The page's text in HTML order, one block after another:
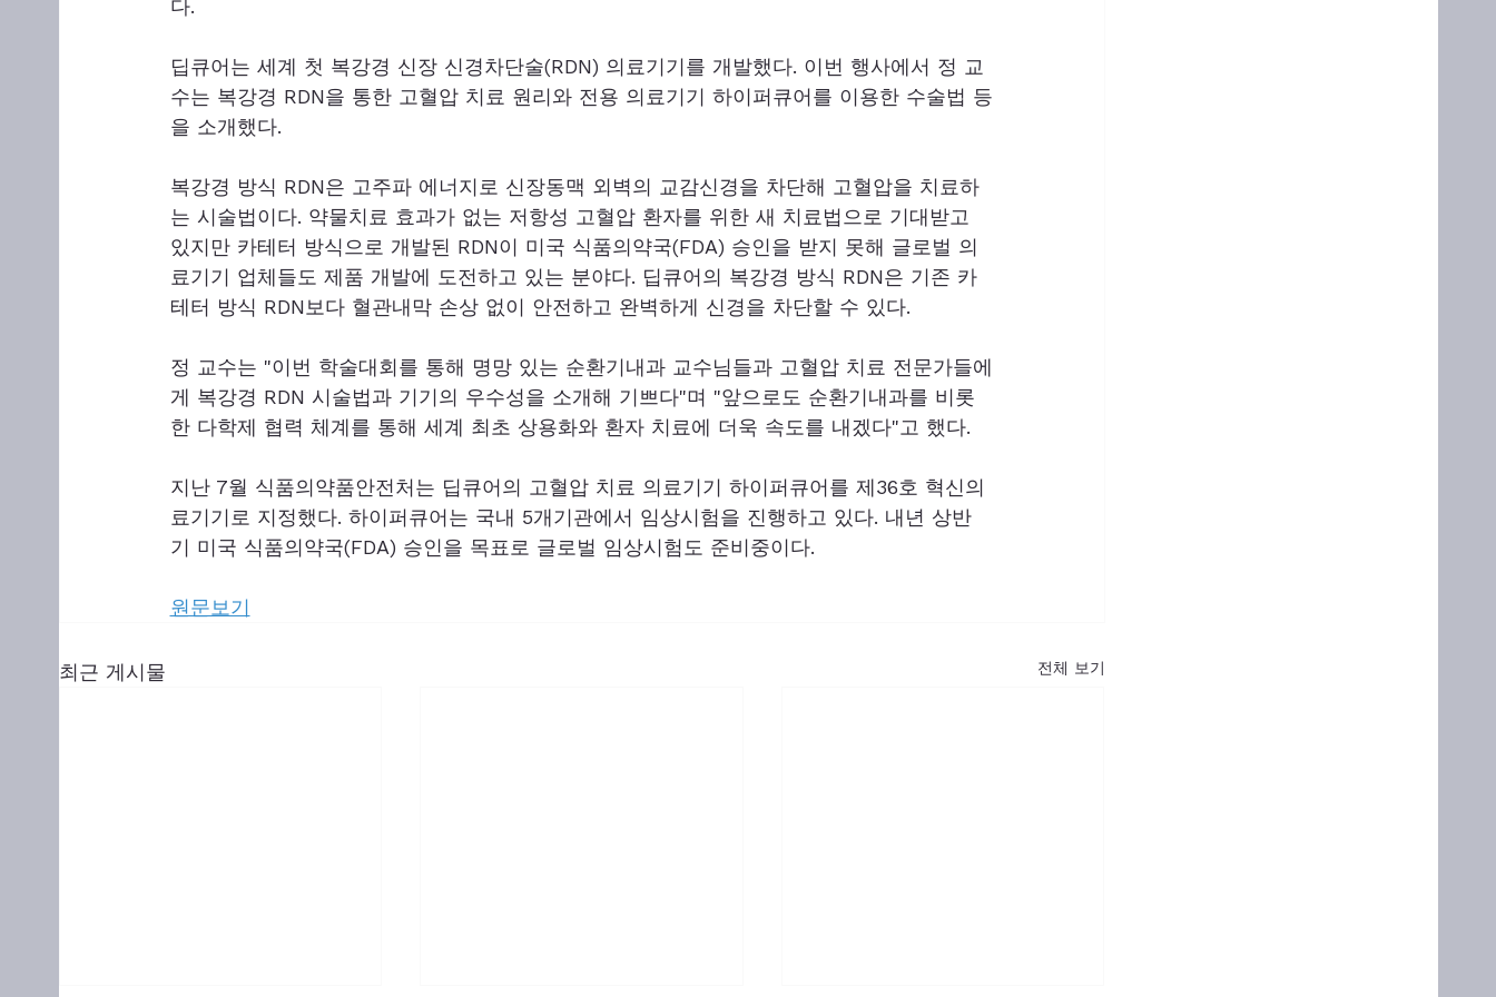
다.
딥큐어는 세계 첫 복강경 신장 신경차단술(RDN) 의료기기를 개발했다. 이번 행사에서 정 교
수는 복강경 RDN을 통한 고혈압 치료 원리와 전용 의료기기 하이퍼큐어를 이용한 수술법 등
을 소개했다.
복강경 방식 RDN은 고주파 에너지로 신장동맥 외벽의 교감신경을 차단해 고혈압을 치료하
는 시술법이다. 약물치료 효과가 없는 저항성 고혈압 환자를 위한 새 치료법으로 기대받고
있지만 카테터 방식으로 개발된 RDN이 미국 식품의약국(FDA) 승인을 받지 못해 글로벌 의
료기기 업체들도 제품 개발에 도전하고 있는 분야다. 딥큐어의 복강경 방식 RDN은 기존 카
테터 방식 RDN보다 혈관내막 손상 없이 안전하고 완벽하게 신경을 차단할 수 있다.
정 교수는 "이번 학술대회를 통해 명망 있는 순환기내과 교수님들과 고혈압 치료 전문가들에
게 복강경 RDN 시술법과 기기의 우수성을 소개해 기쁘다"며 "앞으로도 순환기내과를 비롯
한 다학제 협력 체계를 통해 세계 최초 상용화와 환자 치료에 더욱 속도를 내겠다"고 했다.
지난 7월 식품의약품안전처는 딥큐어의 고혈압 치료 의료기기 하이퍼큐어를 제36호 혁신의
료기기로 지정했다. 하이퍼큐어는 국내 5개기관에서 임상시험을 진행하고 있다. 내년 상반
기 미국 식품의약국(FDA) 승인을 목표로 글로벌 임상시험도 준비중이다.
원문보기
최근 게시물 전체 보기